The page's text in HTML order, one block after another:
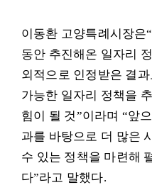
이동환 고양특례시장은“
동안 추진해온 일자리
외적으로 인정받은 결과
가능한 일자리 정책을
힘이 될 것”이라며 “앞
과를 바탕으로 더 많은
수 있는 정책을 마련해
다”라고 말했다.